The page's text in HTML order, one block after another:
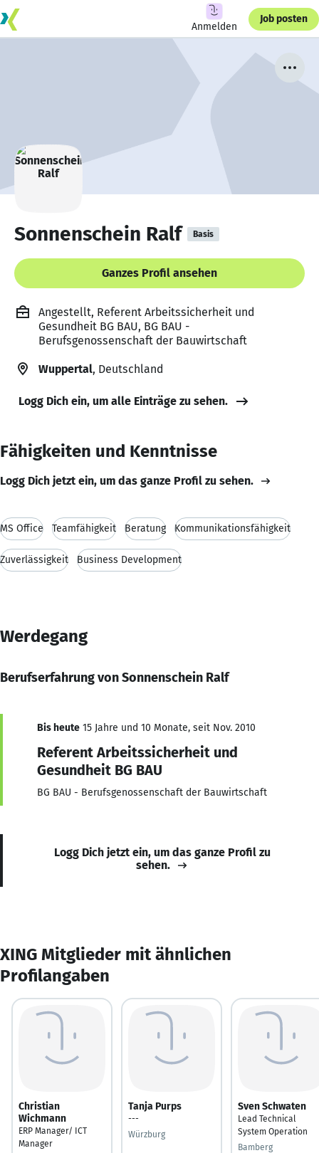
Anmelden
Job posten
Sonnenschein Ralf Basis
Ganzes Profil ansehen
Angestellt, Referent Arbeitssicherheit und
Gesundheit BG BAU, BG BAU -
Berufsgenossenschaft der Bauwirtschaft
Wuppertal, Deutschland
Logg Dich ein, um alle Einträge zu sehen.
Fähigkeiten und Kenntnisse
Logg Dich jetzt ein, um das ganze Profil zu sehen.
MS Office Teamfähigkeit Beratung Kommunikationsfähigkeit
Zuverlässigkeit Business Development
Werdegang
Berufserfahrung von Sonnenschein Ralf
Bis heute 15 Jahre und 10 Monate, seit Nov. 2010
Referent Arbeitssicherheit und
Gesundheit BG BAU
BG BAU - Berufsgenossenschaft der Bauwirtschaft
Logg Dich jetzt ein, um das ganze Profil zu
sehen.
XING Mitglieder mit ähnlichen
Profilangaben
Christian
Wichmann
ERP Manager/ ICT
Manager
Tanja Purps
---
Würzburg
Sven Schwaten
Lead Technical
System Operation
Bamberg